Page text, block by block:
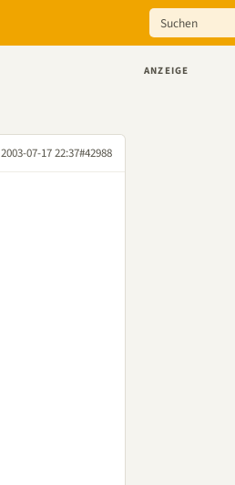
2003-07-17 22:37#42988
ANZEIGE